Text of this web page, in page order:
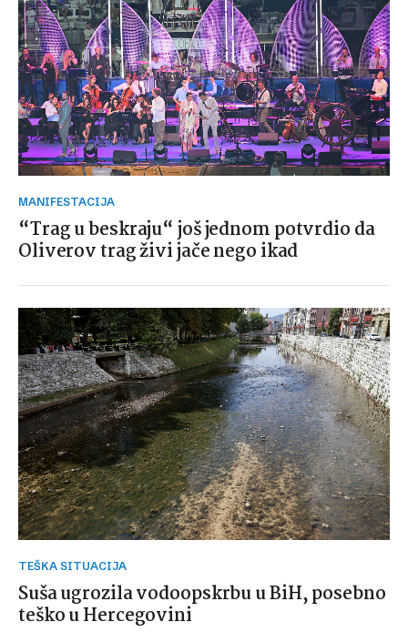
MANIFESTACIJA
“Trag u beskraju“ još jednom potvrdio da
Oliverov trag živi jače nego ikad
TEŠKA SITUACIJA
Suša ugrozila vodoopskrbu u BiH, posebno
teško u Hercegovini